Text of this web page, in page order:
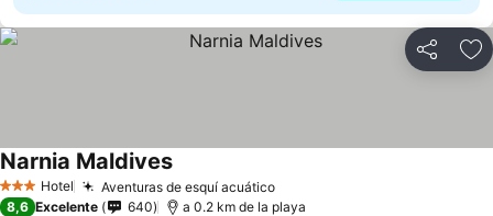
Compartir
3 Estrellas
Hotel Aventuras de esquí acuático
Narnia Maldives
8,6 Excelente 640 a 0.2 km de la playa